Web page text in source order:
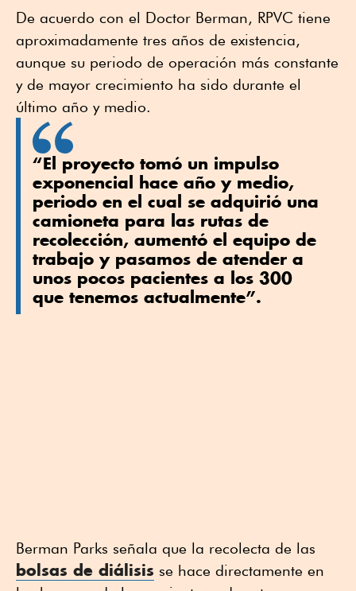
De acuerdo con el Doctor Berman, RPVC tiene
aproximadamente tres años de existencia,
aunque su periodo de operación más constante
y de mayor crecimiento ha sido durante el
último año y medio.
“El proyecto tomó un impulso
exponencial hace año y medio,
periodo en el cual se adquirió una
camioneta para las rutas de
recolección, aumentó el equipo de
trabajo y pasamos de atender a
unos pocos pacientes a los 300
que tenemos actualmente”.
Berman Parks señala que la recolecta de las
bolsas de diálisis se hace directamente en